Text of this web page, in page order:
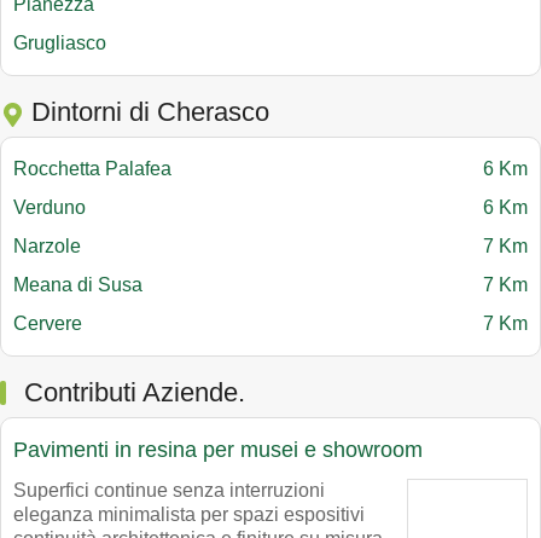
Pianezza
Grugliasco
Dintorni di Cherasco
Rocchetta Palafea
6 Km
Verduno
6 Km
Narzole
7 Km
Meana di Susa
7 Km
Cervere
7 Km
Contributi Aziende.
Pavimenti in resina per musei e showroom
Superfici continue senza interruzioni
eleganza minimalista per spazi espositivi